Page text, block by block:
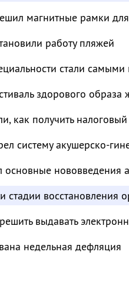
магнитные рамки
работу пляжей
стали
здорового
как получить
систему акушерско-
нововведения
стадии восстановления
выдавать
недельная дефляция